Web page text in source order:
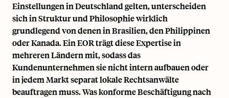
Einstellungen in Deutschland gelten, unterscheiden
sich in Struktur und Philosophie wirklich
grundlegend von denen in Brasilien, den Philippinen
oder Kanada. Ein EOR trägt diese Expertise in
mehreren Ländern mit, sodass das
Kundenunternehmen sie nicht intern aufbauen oder
in jedem Markt separat lokale Rechtsanwälte
beauftragen muss.Was konforme Beschäftigung nach